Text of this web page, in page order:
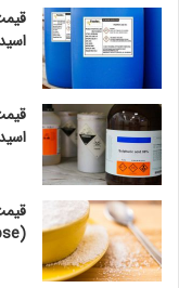
(Sucralose)